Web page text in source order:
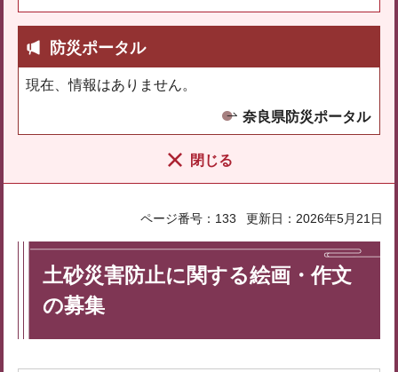
防災ポータル
現在、情報はありません。
奈良県防災ポータル
閉じる
ページ番号：133 更新日：2026年5月21日
土砂災害防止に関する絵画・作文
の募集